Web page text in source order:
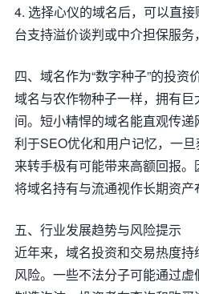
4. 选择心仪的域名后，可以直
台支持溢价谈判或中介担保服务
四、域名作为“数字种子”的投资
域名与农作物种子一样，拥有
间。短小精悍的域名能直观传
利于SEO优化和用户记忆，一
来转手极有可能带来高额回报
将域名持有与流通视作长期资产
五、行业发展趋势与风险提示
近年来，域名投资和交易热度
风险。一些不法分子可能通过